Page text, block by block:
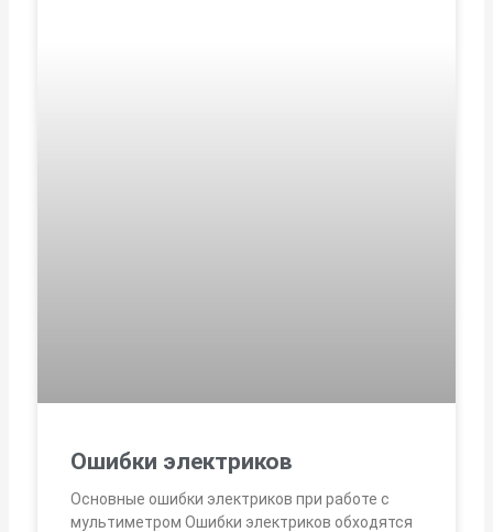
Ошибки электриков
Основные ошибки электриков при работе с
мультиметром Ошибки электриков обходятся